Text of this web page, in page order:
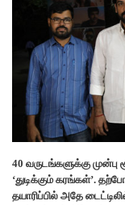
40 வருடங்களுக்கு முன்பு
‘துடிக்கும் கரங்கள்’.
தயாரிப்பில் அதே